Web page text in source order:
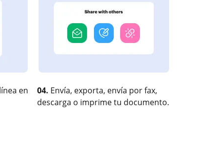
en
04. Envía, exporta, envía por fax,
descarga o imprime tu documento.